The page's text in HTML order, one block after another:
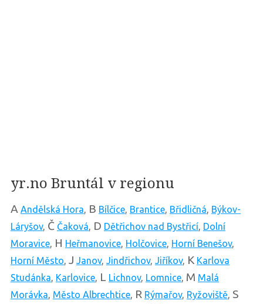
yr.no Bruntál v regionu
A Andělská Hora, B Bílčice, Brantice, Břidličná, Býkov-
Láryšov, Č Čaková, D Dětřichov nad Bystřicí, Dolní
Moravice, H Heřmanovice, Holčovice, Horní Benešov,
Horní Město, J Janov, Jindřichov, Jiříkov, K Karlova
Studánka, Karlovice, L Lichnov, Lomnice, M Malá
Morávka, Město Albrechtice, R Rýmařov, Ryžoviště, S